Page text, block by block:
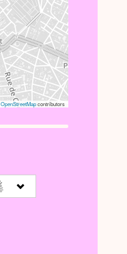
OpenStreetMapcontributors